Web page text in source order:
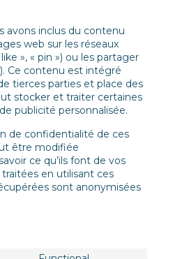
avons inclus du contenu
web sur les réseaux
», « pin ») ou les partager
Ce contenu est intégré
tierces parties et place des
stocker et traiter certaines
publicité personnalisée.
de confidentialité de ces
être modifiée
ce qu’ils font de vos
en utilisant ces
sont anonymisées